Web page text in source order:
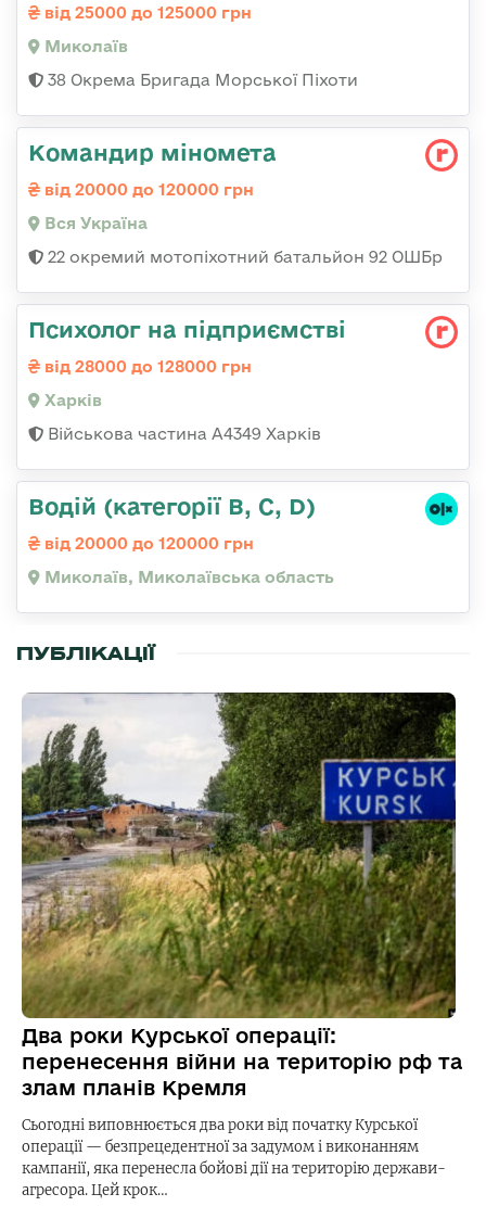
від 25000 до 125000 грн
Миколаїв
38 Окрема Бригада Морської Піхоти
Командир міномета
від 20000 до 120000 грн
Вся Україна
22 окремий мотопіхотний батальйон 92 ОШБр
Психолог на підприємстві
від 28000 до 128000 грн
Харків
Військова частина А4349 Харків
Водій (категорії B, C, D)
від 20000 до 120000 грн
Миколаїв, Миколаївська область
ПУБЛІКАЦІЇ
Два роки Курської операції:
перенесення війни на територію рф та
злам планів Кремля
Сьогодні виповнюється два роки від початку Курської
операції — безпрецедентної за задумом і виконанням
кампанії, яка перенесла бойові дії на територію держави-
агресора. Цей крок…